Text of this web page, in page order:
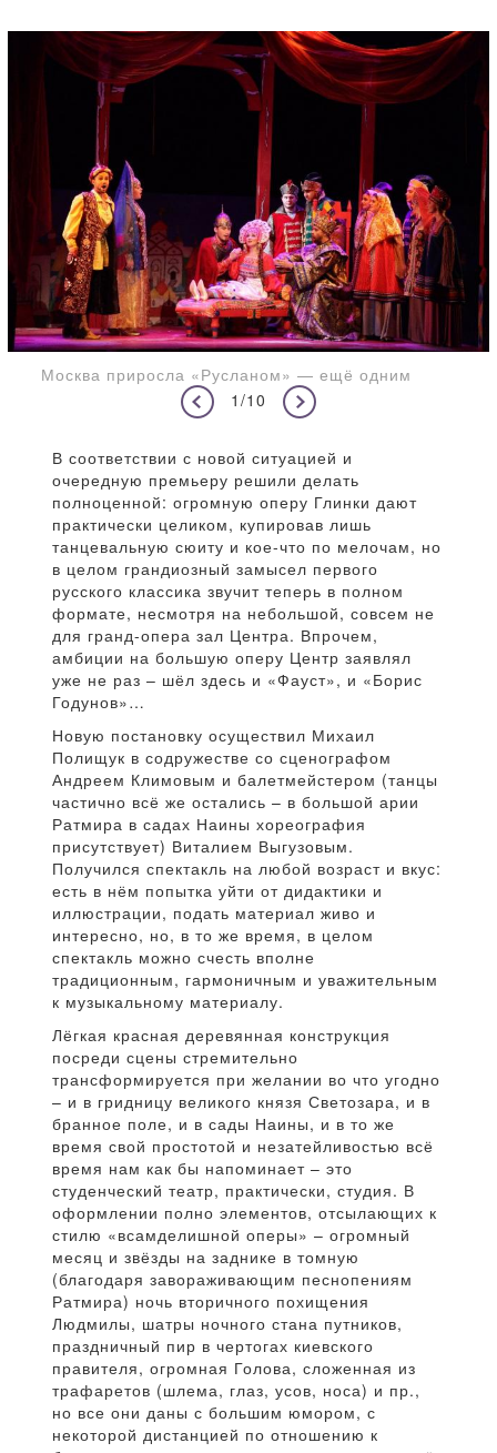
Москва приросла «Русланом» — ещё одним
1/10
В соответствии с новой ситуацией и
очередную премьеру решили делать
полноценной: огромную оперу Глинки дают
практически целиком, купировав лишь
танцевальную сюиту и кое-что по мелочам, но
в целом грандиозный замысел первого
русского классика звучит теперь в полном
формате, несмотря на небольшой, совсем не
для гранд-опера зал Центра. Впрочем,
амбиции на большую оперу Центр заявлял
уже не раз – шёл здесь и «Фауст», и «Борис
Годунов»…
Новую постановку осуществил Михаил
Полищук в содружестве со сценографом
Андреем Климовым и балетмейстером (танцы
частично всё же остались – в большой арии
Ратмира в садах Наины хореография
присутствует) Виталием Выгузовым.
Получился спектакль на любой возраст и вкус:
есть в нём попытка уйти от дидактики и
иллюстрации, подать материал живо и
интересно, но, в то же время, в целом
спектакль можно счесть вполне
традиционным, гармоничным и уважительным
к музыкальному материалу.
Лёгкая красная деревянная конструкция
посреди сцены стремительно
трансформируется при желании во что угодно
– и в гридницу великого князя Светозара, и в
бранное поле, и в сады Наины, и в то же
время свой простотой и незатейливостью всё
время нам как бы напоминает – это
студенческий театр, практически, студия. В
оформлении полно элементов, отсылающих к
стилю «всамделишной оперы» – огромный
месяц и звёзды на заднике в томную
(благодаря завораживающим песнопениям
Ратмира) ночь вторичного похищения
Людмилы, шатры ночного стана путников,
праздничный пир в чертогах киевского
правителя, огромная Голова, сложенная из
трафаретов (шлема, глаз, усов, носа) и пр.,
но все они даны с большим юмором, с
некоторой дистанцией по отношению к